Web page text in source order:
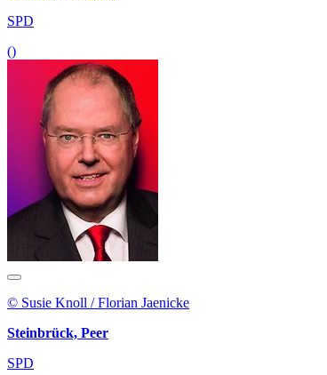
SPD
()
© Susie Knoll / Florian Jaenicke
Steinbrück, Peer
SPD